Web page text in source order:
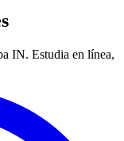
IN. Estudia en línea,